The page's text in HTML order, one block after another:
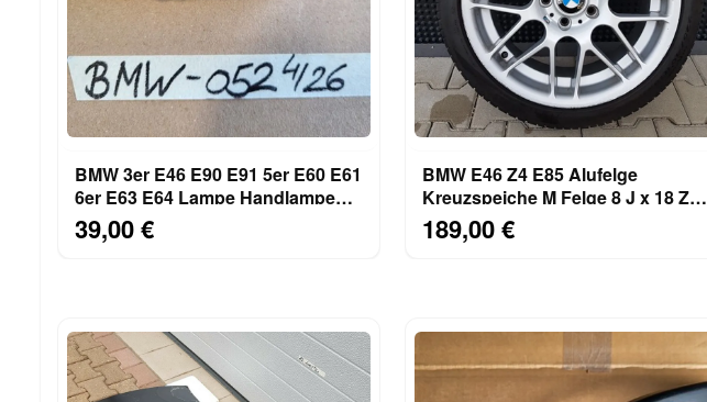
BMW 3er E46 E90 E91 5er E60 E61
6er E63 E64 Lampe Handlampe
aufladbar 6962052
39,00 €
BMW E46 Z4 E85 Alufelge
Kreuzspeiche M Felge 8 J x 18 Zoll
+ Pirelli Reifen
189,00 €